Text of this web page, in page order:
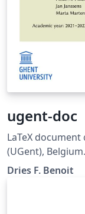
ugent-doc
LaTeX
(UGent), Belgium. Source code, examples and
description:
Dries F. Benoit